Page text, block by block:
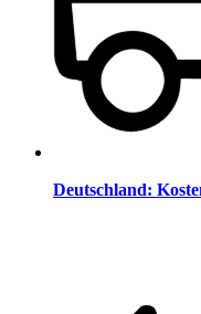
Deutschland: